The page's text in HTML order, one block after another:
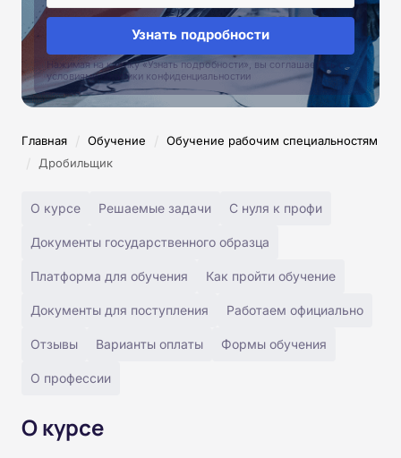
Узнать подробности
Нажимая на кнопку «Узнать подробности», вы соглашаетесь с
условиями политики конфиденциальностии
Главная / Обучение / Обучение рабочим специальностям
/ Дробильщик
О курсе Решаемые задачи С нуля к профи
Документы государственного образца
Платформа для обучения Как пройти обучение
Документы для поступления Работаем официально
Отзывы Варианты оплаты Формы обучения
О профессии
О курсе